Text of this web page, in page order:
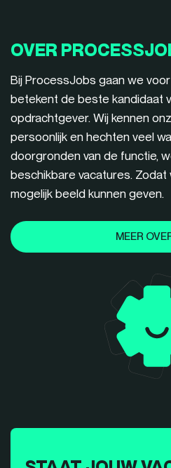
OVER
Bij ProcessJobs gaan we
betekent de beste kandidaat
opdrachtgever. Wij kennen
persoonlijk en hechten veel
doorgronden van de functie,
beschikbare vacatures. Zodat
mogelijk beeld kunnen geven.
MEER